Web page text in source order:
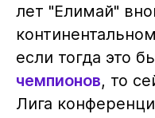
лет "Елимай"
если тогда это
чемпионов, то
Лига